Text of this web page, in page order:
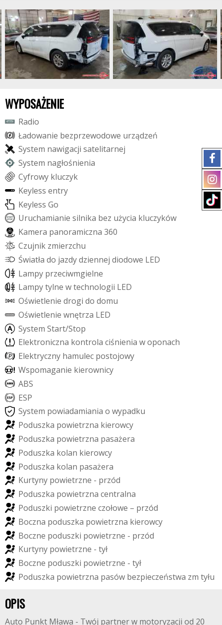
WYPOSAŻENIE
Radio
Ładowanie bezprzewodowe urządzeń
System nawigacji satelitarnej
System nagłośnienia
Cyfrowy kluczyk
Keyless entry
Keyless Go
Uruchamianie silnika bez użycia kluczyków
Kamera panoramiczna 360
Czujnik zmierzchu
Światła do jazdydziennej diodowe LED
Lampy przeciwmgielne
Lampytylne wtechnologii LED
Oświetlenie drogi do domu
Oświetlenie wnętrza LED
System Start/Stop
Elektroniczna kontrola ciśnienia woponach
Elektryczny hamulec postojowy
Wspomaganie kierownicy
ABS
ESP
System powiadamiania o wypadku
Poduszka powietrzna kierowcy
Poduszka powietrzna pasażera
Poduszka kolan kierowcy
Poduszka kolan pasażera
Kurtyny powietrzne - przód
Poduszka powietrzna centralna
Poduszki powietrzne czołowe – przód
Boczna poduszka powietrzna kierowcy
Boczne poduszki powietrzne - przód
Kurtyny powietrzne - tył
Boczne poduszki powietrzne - tył
Poduszka powietrzna pasów bezpieczeństwa zm tyłu
OPIS
Auto Punkt Mława - Twój partner w motoryzacji od 20